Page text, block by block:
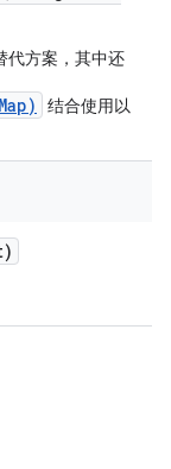
代方案，其中还
结合使用以